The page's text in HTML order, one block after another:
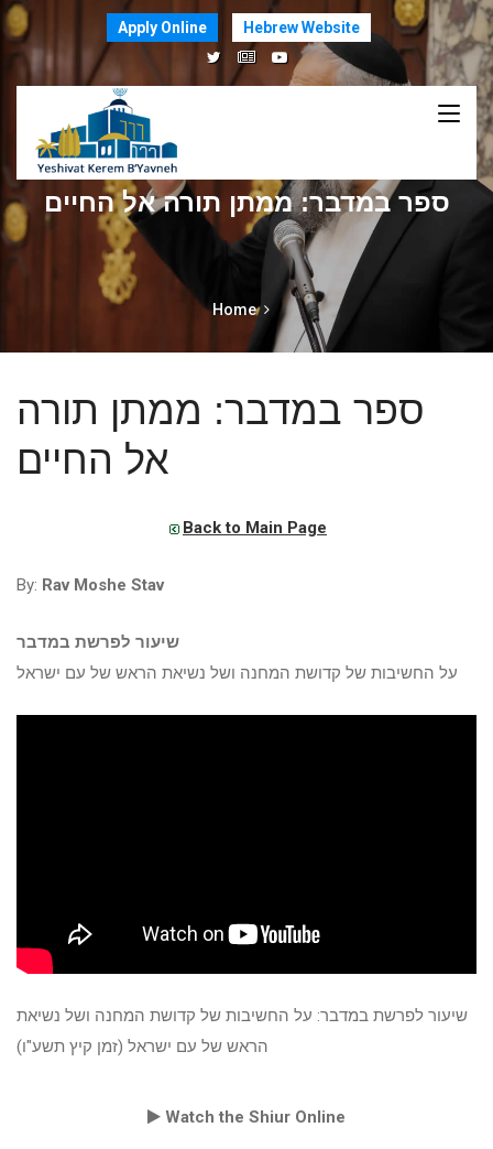
Apply Online Hebrew Website
ספר במדבר: ממתן תורה אל החיים
Home
ספר במדבר: ממתן תורה
אל החיים
Back to Main Page
By: Rav Moshe Stav
שיעור לפרשת במדבר
על החשיבות של קדושת המחנה ושל נשיאת הראש של עם ישראל
שיעור לפרשת במדבר: על החשיבות של קדושת המחנה ושל נשיאת
הראש של עם ישראל (זמן קיץ תשע"ו)
Watch the Shiur Online